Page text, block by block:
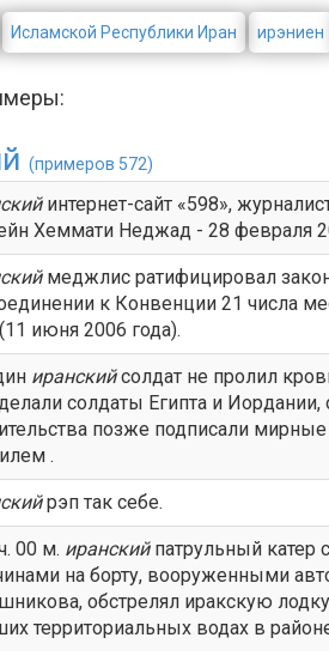
Исламской Республики Иран ирэниен
(примеров 572)
интернет-сайт «598»,
Хеммати Неджад - 28 февраля
меджлис ратифицировал
к Конвенции 21 числа
июня 2006 года).
иранскийсолдат не пролил
солдаты Египта и Иордании,
позже подписали
.
рэп так себе.
00 м. иранскийпатрульный катер
на борту, вооруженными
обстрелял иракскую
территориальных водах в